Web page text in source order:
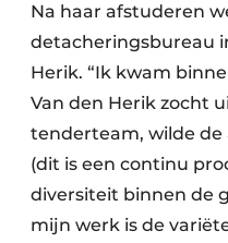
Na haar afstuderen
detacheringsbureau
Herik. “Ik kwam
Van den Herik zocht
tenderteam, wilde de
(dit is een continu
diversiteit binnen de
mijn werk is de